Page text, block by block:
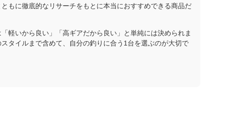
もに徹底的なリサーチをもとに本当におすすめできる商品だ
軽いから良い」「高ギアだから良い」と単純には決められま
タイルまで含めて、自分の釣りに合う1台を選ぶのが大切で